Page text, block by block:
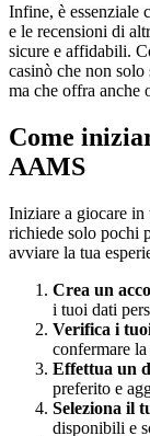
Infine, è essenziale
e le recensioni di
sicure e affidabili.
casinò che non
ma che offra anche
Come
AAMS
Iniziare a giocare
richiede solo pochi
avviare la tua
Crea un
i tuoi dati
Verifica i
confermare
Effettua un
preferito e
Seleziona il
disponibili e